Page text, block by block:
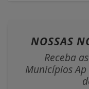
NOSSAS
Receba
Municípios